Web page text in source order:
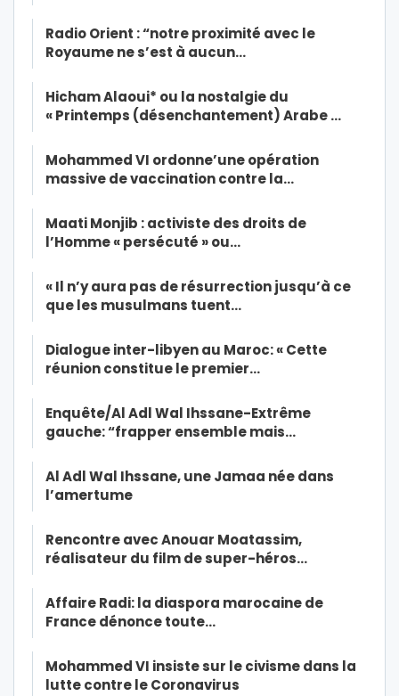
Radio Orient : “notre proximité avec le
Royaume ne s’est à aucun…
Hicham Alaoui* ou la nostalgie du
« Printemps (désenchantement) Arabe …
Mohammed VI ordonne’une opération
massive de vaccination contre la…
Maati Monjib : activiste des droits de
l’Homme « persécuté » ou…
« Il n’y aura pas de résurrection jusqu’à ce
que les musulmans tuent…
Dialogue inter-libyen au Maroc: « Cette
réunion constitue le premier…
Enquête/Al Adl Wal Ihssane-Extrême
gauche: “frapper ensemble mais…
Al Adl Wal Ihssane, une Jamaa née dans
l’amertume
Rencontre avec Anouar Moatassim,
réalisateur du film de super-héros…
Affaire Radi: la diaspora marocaine de
France dénonce toute…
Mohammed VI insiste sur le civisme dans la
lutte contre le Coronavirus